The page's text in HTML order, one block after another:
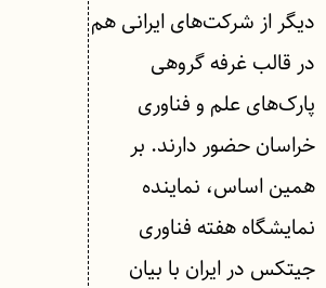
دیگر از شرکت‌های ایرانی هم
در قالب غرفه گروهی
پارک‌های علم و فناوری
خراسان حضور دارند. بر
همین اساس، نماینده
نمایشگاه هفته فناوری
جیتکس در ایران با بیان